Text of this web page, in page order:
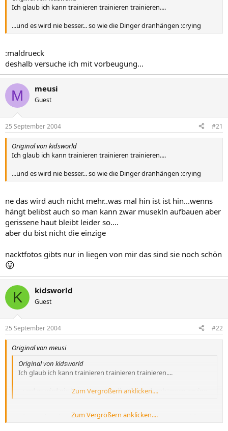
Ich glaub ich kann trainieren trainieren trainieren....
...und es wird nie besser... so wie die Dinger dranhängen :crying
:maldrueck
deshalb versuche ich mit vorbeugung...
M meusi
Guest
25 September 2004 #21
Original von kidsworld
Ich glaub ich kann trainieren trainieren trainieren....
...und es wird nie besser... so wie die Dinger dranhängen :crying
ne das wird auch nicht mehr..was mal hin ist ist hin...wenns
hängt belibst auch so man kann zwar musekln aufbauen aber
gerissene haut bleibt leider so....
aber du bist nicht die einzige
nacktfotos gibts nur in liegen von mir das sind sie noch schön
😛
K kidsworld
Guest
25 September 2004 #22
Original von meusi
Original von kidsworld
Ich glaub ich kann trainieren trainieren trainieren....
...und es wird nie besser... so wie die Dinger dranhängen :crying
Zum Vergrößern anklicken....
ne das wird auch nicht mehr..was mal hin ist ist hin...wenns hängt
belibst auch so man kann zwar musekln aufbauen aber gerissene
Zum Vergrößern anklicken....